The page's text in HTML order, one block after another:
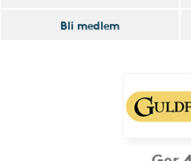
Bli medlem